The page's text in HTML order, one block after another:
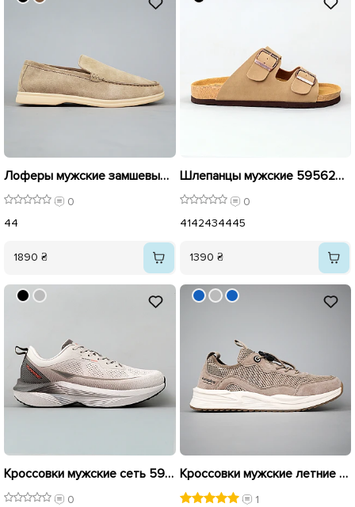
Лоферы мужские замшевые 594778 Бежевые
0
44
1890 ₴
Шлепанцы мужские 595629 Бежевые
0
4142434445
1390 ₴
Кроссовки мужские сеть 595408 Бежевый распродажа
0
Кроссовки мужские летние сеть 594374
1